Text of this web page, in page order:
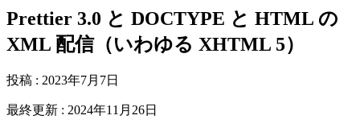
Prettier 3.0 と DOCTYPE と HTML の
XML 配信（いわゆる XHTML 5）
投稿 : 2023年7月7日
最終更新 : 2024年11月26日